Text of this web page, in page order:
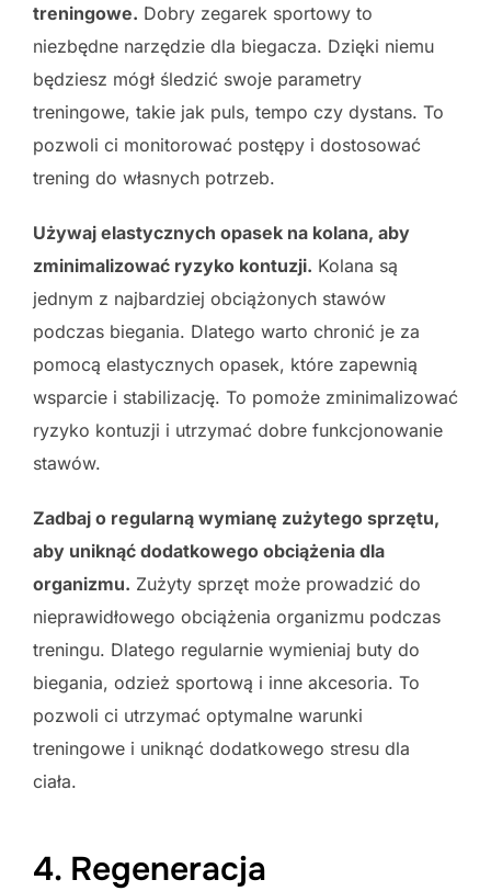
treningowe. Dobry zegarek sportowy to
niezbędne narzędzie dla biegacza. Dzięki niemu
będziesz mógł śledzić swoje parametry
treningowe, takie jak puls, tempo czy dystans. To
pozwoli ci monitorować postępy i dostosować
trening do własnych potrzeb.
Używaj elastycznych opasek na kolana, aby
zminimalizować ryzyko kontuzji. Kolana są
jednym z najbardziej obciążonych stawów
podczas biegania. Dlatego warto chronić je za
pomocą elastycznych opasek, które zapewnią
wsparcie i stabilizację. To pomoże zminimalizować
ryzyko kontuzji i utrzymać dobre funkcjonowanie
stawów.
Zadbaj o regularną wymianę zużytego sprzętu,
aby uniknąć dodatkowego obciążenia dla
organizmu. Zużyty sprzęt może prowadzić do
nieprawidłowego obciążenia organizmu podczas
treningu. Dlatego regularnie wymieniaj buty do
biegania, odzież sportową i inne akcesoria. To
pozwoli ci utrzymać optymalne warunki
treningowe i uniknąć dodatkowego stresu dla
ciała.
4. Regeneracja